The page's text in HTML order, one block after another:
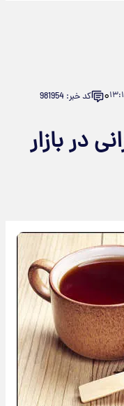
۰ کد خبر: 981954
در بازار